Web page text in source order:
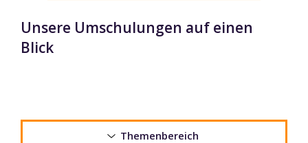
Unsere Umschulungen auf einen
Blick
Themenbereich